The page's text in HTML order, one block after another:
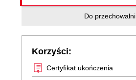
Do przechowalni
Korzyści:
Certyfikat ukończenia